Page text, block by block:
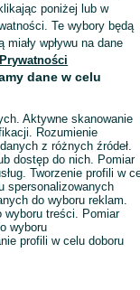
Wyświetlenia:
Kup
poniżej lub w
Te wybory będą
wpływu na dane
dane w celu
Aktywne skanowanie
Rozumienie
z różnych źródeł.
dostęp do nich. Pomiar
Tworzenie profili w
spersonalizowanych
do wyboru reklam.
wyboru treści. Pomiar
wyboru
profili w celu doboru